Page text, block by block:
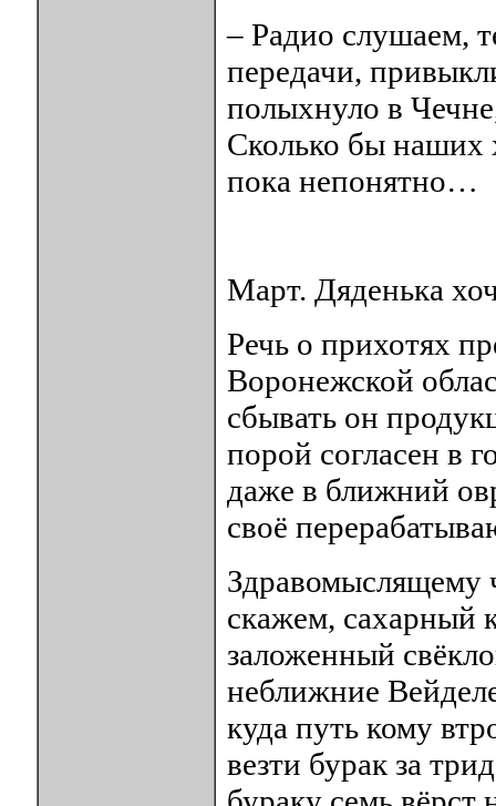
– Радио слушаем,
передачи,
полыхнуло в
Сколько бы наших
пока непонятно…
Март. Дяденька
Речь о прихотях
Воронежской
сбывать он
порой согласен в
даже в ближний
своё
Здравомыслящему
скажем, сахарный
заложенный
неближние
куда путь кому
везти бурак за